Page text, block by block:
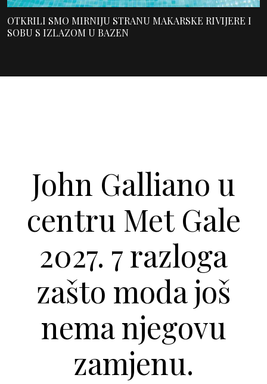
OTKRILI SMO MIRNIJU STRANU MAKARSKE RIVIJERE I
SOBU S IZLAZOM U BAZEN
John Galliano u
centru Met Gale
2027. 7 razloga
zašto moda još
nema njegovu
zamjenu.